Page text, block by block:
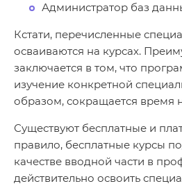
Администратор баз
Кстати, перечисленные
осваиваются на курсах.
заключается в том, что
изучение конкретной
образом, сокращается время
Существуют бесплатные и
правило, бесплатные курсы
качестве вводной части в
действительно освоить